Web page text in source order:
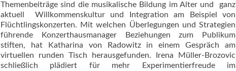
Themenbeiträge sind die musikalische Bildung im Alter und  ganz
aktuell  Willkommenskultur und Integration am Beispiel von
Flüchtlingskonzerten. Mit welchen Überlegungen und Strategien
führende Konzerthausmanager Beziehungen zum Publikum
stiften, hat Katharina von Radowitz in einem Gespräch am
virtuellen runden Tisch herausgefunden. Irena Müller-Brozovic
schließlich plädiert für mehr Experimentierfreude im